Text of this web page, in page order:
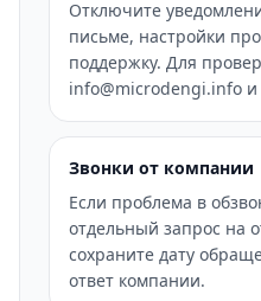
Отключите
письме, настройки
поддержку. Для
info@microdengi.info и
Звонки от компании
Если проблема в
отдельный запрос на
сохраните дату
ответ компании.